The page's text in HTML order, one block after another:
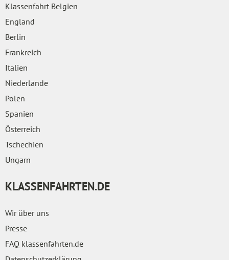
Klassenfahrt Belgien
England
Berlin
Frankreich
Italien
Niederlande
Polen
Spanien
Österreich
Tschechien
Ungarn
KLASSENFAHRTEN.DE
Wir über uns
Presse
FAQ klassenfahrten.de